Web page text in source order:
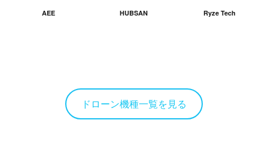
AEE HUBSAN Ryze Tech
ドローン機種一覧を見る